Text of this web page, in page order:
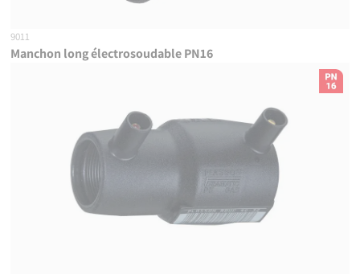
9011
Manchon long électrosoudable PN16